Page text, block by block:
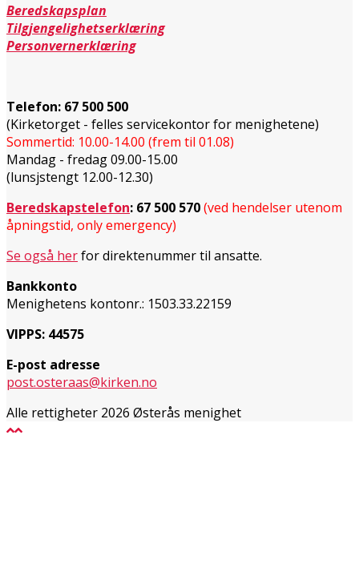
Beredskapsplan
Tilgjengelighetserklæring
Personvernerklæring
Telefon: 67 500 500
(Kirketorget - felles servicekontor for menighetene)
Sommertid: 10.00-14.00 (frem til 01.08)
Mandag - fredag 09.00-15.00
(lunsjstengt 12.00-12.30)
Beredskapstelefon: 67 500 570(ved hendelser utenom
åpningstid, only emergency)
Se også herfor direktenummer til ansatte.
Bankkonto
Menighetens kontonr.: 1503.33.22159
VIPPS: 44575
E-post adresse
post.osteraas@kirken.no
Alle rettigheter 2026 Østerås menighet